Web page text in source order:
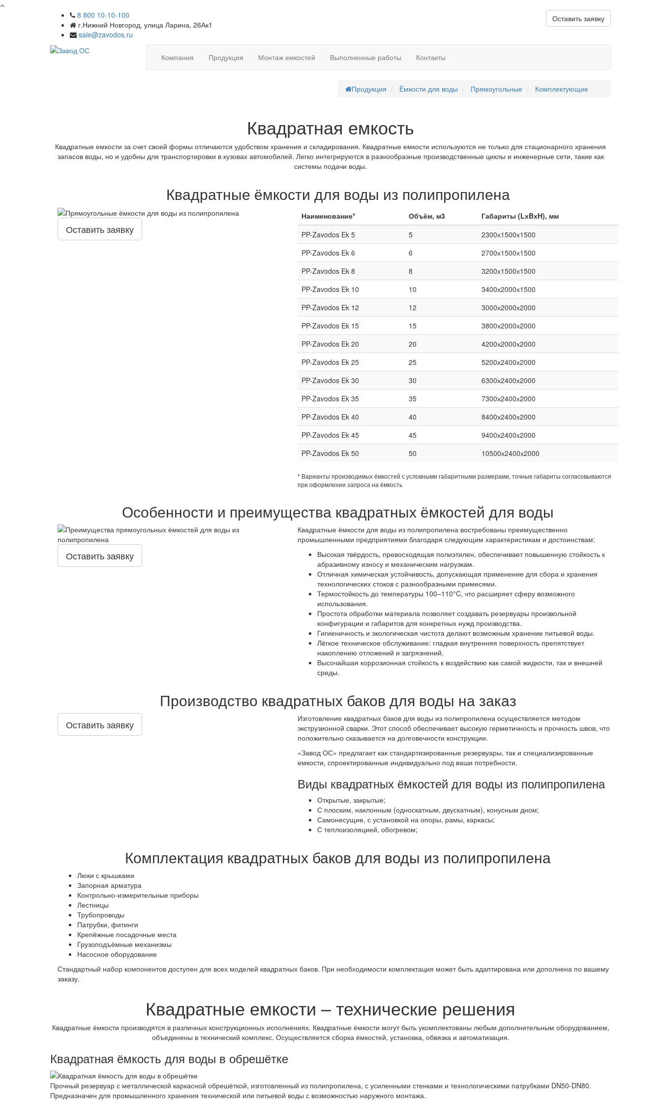
8 800 10-10-100
г.Нижний Новгород, улица Ларина, 26Ак1
sale@zavodos.ru
Оставить заявку
Компания Продукция Монтаж емкостей Выполненные работы Контакты
Продукция Ёмкости для воды Прямоугольные Комплектующие
Квадратная емкость
Квадратные емкости за счет своей формы отличаются удобством хранения и складирования. Квадратные емкости используются не только для стационарного хранения
запасов воды, но и удобны для транспортировки в кузовах автомобилей. Легко интегрируются в разнообразные производственные циклы и инженерные сети, такие как
системы подачи воды.
Квадратные ёмкости для воды из полипропилена
Оставить заявку
Наименование* Объём, м3
Габариты (LхBхH), мм
PP-Zavodos Ek 5
5
2300х1500х1500
PP-Zavodos Ek 6
6
2700х1500х1500
PP-Zavodos Ek 8
8
3200х1500х1500
PP-Zavodos Ek 10
10
3400х2000х1500
PP-Zavodos Ek 12
12
3000х2000х2000
PP-Zavodos Ek 15
15
3800х2000х2000
PP-Zavodos Ek 20
20
4200х2000х2000
PP-Zavodos Ek 25
25
5200х2400х2000
PP-Zavodos Ek 30
30
6300х2400х2000
PP-Zavodos Ek 35
35
7300х2400х2000
PP-Zavodos Ek 40
40
8400х2400х2000
PP-Zavodos Ek 45
45
9400х2400х2000
PP-Zavodos Ek 50
50 10500х2400х2000
* Варианты производимых ёмкостей с условными габаритными размерами, точные габариты согласовываются
при оформлении запроса на ёмкость
Особенности и преимущества квадратных ёмкостей для воды
Оставить заявку
Квадратные ёмкости для воды из полипропилена востребованы преимущественно
промышленными предприятиями благодаря следующим характеристикам и достоинствам:
Высокая твёрдость, превосходящая полиэтилен, обеспечивает повышенную стойкость к
абразивному износу и механическим нагрузкам.
Отличная химическая устойчивость, допускающая применение для сбора и хранения
технологических стоков с разнообразными примесями.
Термостойкость до температуры 100–110°C, что расширяет сферу возможного
использования.
Простота обработки материала позволяет создавать резервуары произвольной
конфигурации и габаритов для конкретных нужд производства.
Гигиеничность и экологическая чистота делают возможным хранение питьевой воды.
Лёгкое техническое обслуживание: гладкая внутренняя поверхность препятствует
накоплению отложений и загрязнений.
Высочайшая коррозионная стойкость к воздействию как самой жидкости, так и внешней
среды.
Производство квадратных баков для воды на заказ
Оставить заявку
Изготовление квадратных баков для воды из полипропилена осуществляется методом
экструзионной сварки. Этот способ обеспечивает высокую герметичность и прочность швов, что
положительно сказывается на долговечности конструкции.
«Завод ОС» предлагает как стандартизированные резервуары, так и специализированные
емкости, спроектированные индивидуально под ваши потребности.
Виды квадратных ёмкостей для воды из полипропилена
Открытые, закрытые;
С плоским, наклонным (односкатным, двускатным), конусным дном;
Самонесущие, с установкой на опоры, рамы, каркасы;
С теплоизоляцией, обогревом;
Комплектация квадратных баков для воды из полипропилена
Люки с крышками
Запорная арматура
Контрольно-измерительные приборы
Лестницы
Трубопроводы
Патрубки, фитинги
Крепёжные посадочные места
Грузоподъёмные механизмы
Насосное оборудование
Стандартный набор компонентов доступен для всех моделей квадратных баков. При необходимости комплектация может быть адаптирована или дополнена по вашему
заказу.
Квадратные емкости – технические решения
Квадратные ёмкости производятся в различных конструкционных исполнениях. Квадратные ёмкости могут быть укомплектованы любым дополнительным оборудованием,
объединены в технический комплекс. Осуществляется сборка ёмкостей, установка, обвязка и автоматизация.
Квадратная ёмкость для воды в обрешётке
Прочный резервуар с металлической каркасной обрешёткой, изготовленный из полипропилена, с усиленными стенками и технологическими патрубками DN50-DN80.
Предназначен для промышленного хранения технической или питьевой воды с возможностью наружного монтажа.